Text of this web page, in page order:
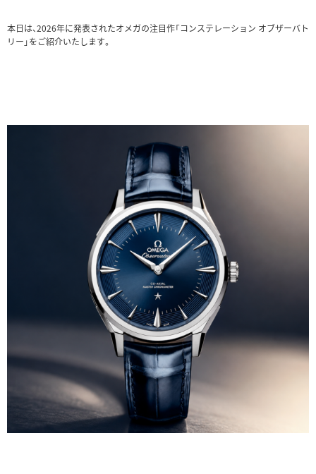
本日は、2026年に発表されたオメガの注目作「コンステレーション オブザーバト
リー」をご紹介いたします。